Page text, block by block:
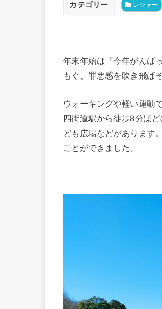
カテゴリー レジャー
年末年始は「今年がんば
もぐ。罪悪感を吹き飛ば
ウォーキングや軽い運動
四街道駅から徒歩8分ほ
ども広場などがあります
ことができました。